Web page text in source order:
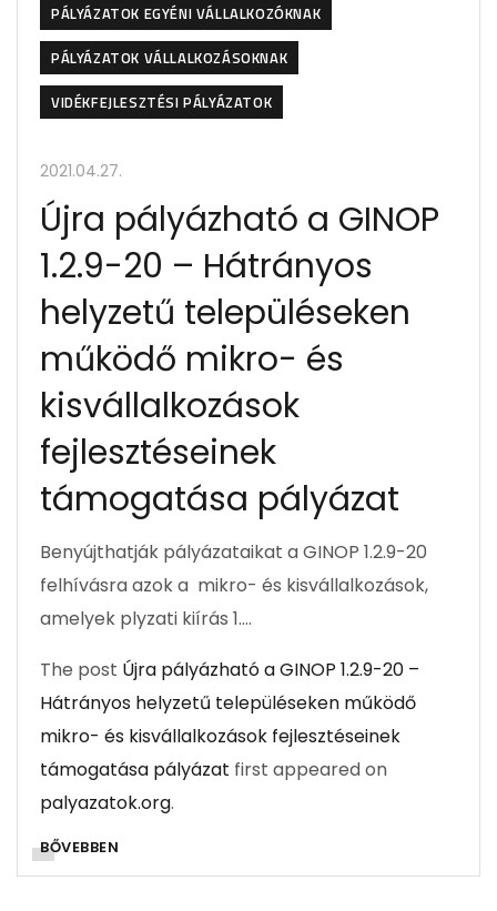
PÁLYÁZATOK EGYÉNI VÁLLALKOZÓKNAK
PÁLYÁZATOK VÁLLALKOZÁSOKNAK
VIDÉKFEJLESZTÉSI PÁLYÁZATOK
2021.04.27.
Újra pályázható a GINOP
1.2.9-20 – Hátrányos
helyzetű településeken
működő mikro- és
kisvállalkozások
fejlesztéseinek
támogatása pályázat
Benyújthatják pályázataikat a GINOP 1.2.9-20
felhívásra azok a mikro- és kisvállalkozások,
amelyek plyzati kiírás 1….
The post Újra pályázható a GINOP 1.2.9-20 –
Hátrányos helyzetű településeken működő
mikro- és kisvállalkozások fejlesztéseinek
támogatása pályázat first appeared on
palyazatok.org.
BŐVEBBEN